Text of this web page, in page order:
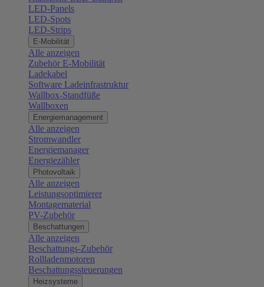
LED-Panels
LED-Spots
LED-Strips
E-Mobilität
Alle anzeigen
Zubehör E-Mobilität
Ladekabel
Software Ladeinfrastruktur
Wallbox-Standfüße
Wallboxen
Energiemanagement
Alle anzeigen
Stromwandler
Energiemanager
Energiezähler
Photovoltaik
Alle anzeigen
Leistungsoptimierer
Montagematerial
PV-Zubehör
Beschattungen
Alle anzeigen
Beschattungs-Zubehör
Rollladenmotoren
Beschattungssteuerungen
Heizsysteme